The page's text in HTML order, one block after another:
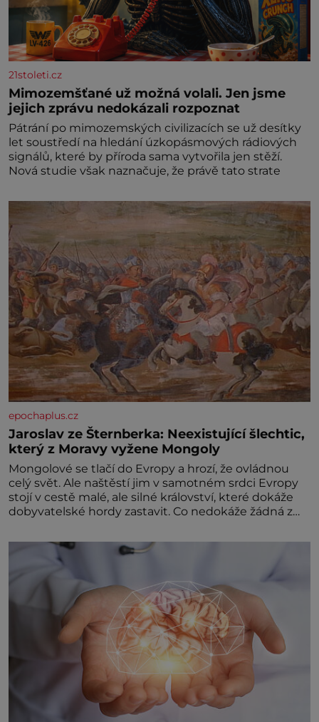
21stoleti.cz
Mimozemšťané už možná volali. Jen jsme
jejich zprávu nedokázali rozpoznat
Pátrání po mimozemských civilizacích se už desítky
let soustředí na hledání úzkopásmových rádiových
signálů, které by příroda sama vytvořila jen stěží.
Nová studie však naznačuje, že právě tato strate
epochaplus.cz
Jaroslav ze Šternberka: Neexistující šlechtic,
který z Moravy vyžene Mongoly
Mongolové se tlačí do Evropy a hrozí, že ovládnou
celý svět. Ale naštěstí jim v samotném srdci Evropy
stojí v cestě malé, ale silné království, které dokáže
dobyvatelské hordy zastavit. Co nedokáže žádná z
král. Nebo že by ne? Mongolové od roku 1223
postupují podél Kaspického a Azovského moře,